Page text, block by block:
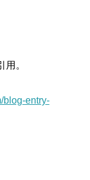
。
blog-entry-